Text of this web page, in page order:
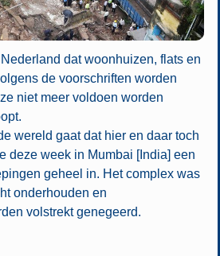
dat woonhuizen, flats en
de voorschriften worden
niet meer voldoen worden
wereld gaat dat hier en daar toch
deze week in Mumbai [India] een
geheel in. Het complex was
onderhouden en
volstrekt genegeerd.